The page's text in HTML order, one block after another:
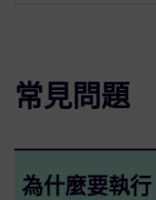
常見問題
為什麼要執行